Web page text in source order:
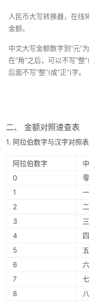
人民币大写转换器，在线
金额。
中文大写金额数字到“元”
在“角”之后，可以不写“整
后面不写“整”(或“正”)字。
二、 金额对照速查表
1. 阿拉伯数字与汉字对照表
阿拉伯数字
0
1
一
2
二
3
三
4
四
5
五
6
六
7
七
8
八